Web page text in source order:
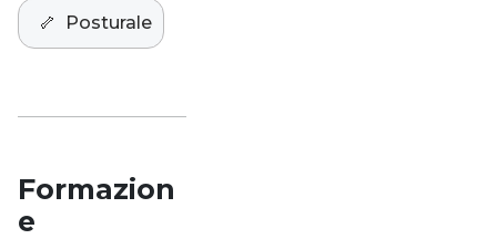
🦴 Posturale
Formazion
e